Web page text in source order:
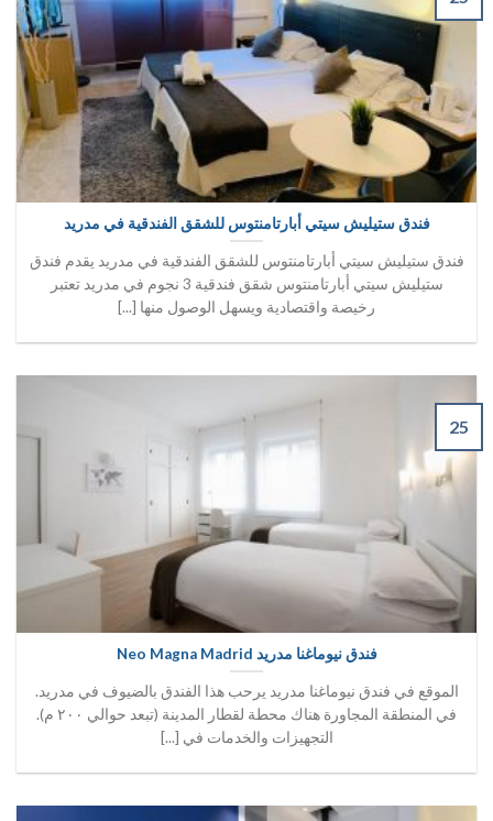
فندق ستيليش سيتي أبارتامنتوس للشقق الفندقية في مدريد
فندق ستيليش سيتي أبارتامنتوس للشقق الفندقية في مدريد يقدم فندق
ستيليش سيتي أبارتامنتوس شقق فندقية 3 نجوم في مدريد تعتبر
رخيصة واقتصادية ويسهل الوصول منها [...]
فندق نيوماغنا مدريد Neo Magna Madrid
الموقع في فندق نيوماغنا مدريد يرحب هذا الفندق بالضيوف في مدريد.
في المنطقة المجاورة هناك محطة لقطار المدينة (تبعد حوالي ٢٠٠ م).
التجهيزات والخدمات في [...]
25